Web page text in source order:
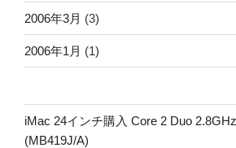
2006年3月 (3)
2006年1月 (1)
iMac 24インチ購入 Core 2 Duo
(MB419J/A)